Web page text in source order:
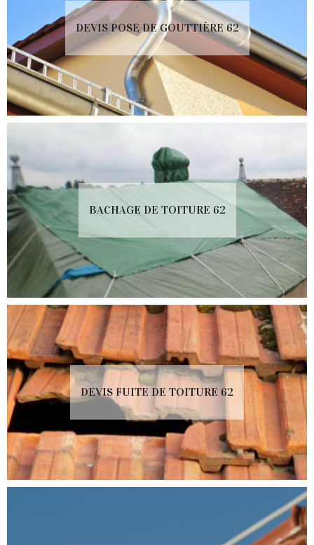
DEVIS POSE DE GOUTTIÈRE 62
BACHAGE DE TOITURE 62
DEVIS FUITE DE TOITURE 62